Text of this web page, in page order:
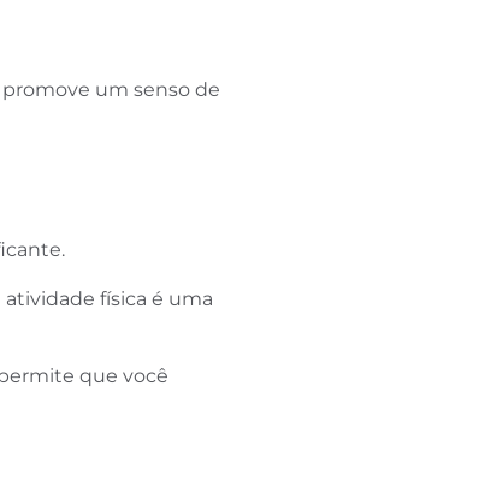
um senso de
física é uma
que você